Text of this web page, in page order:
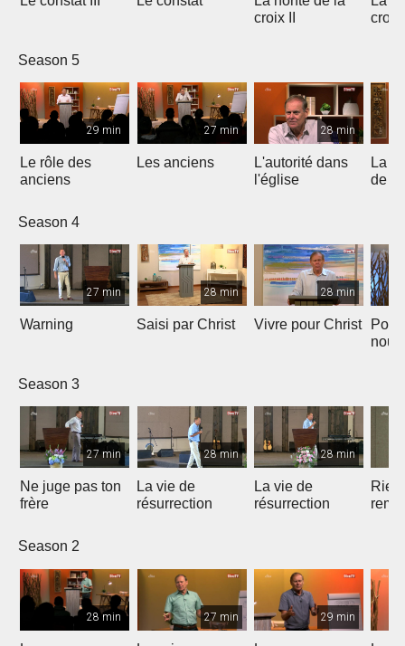
croix II
croix
Season 5
29 min
Le rôle des
anciens
27 min
Les anciens
28 min
L'autorité dans
l'église
La
de
Season 4
27 min
Warning
28 min
Saisi par Christ
28 min
Vivre pour Christ
Season 3
27 min
Ne juge pas ton
frère
28 min
La vie de
résurrection
28 min
La vie de
résurrection
Rien
Season 2
28 min 27 min 29 min